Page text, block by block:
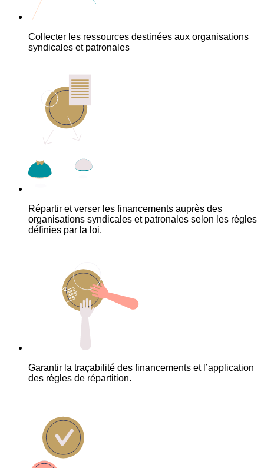
Collecter les ressources destinées aux organisations
syndicales et patronales
Répartir et verser les financements auprès des
organisations syndicales et patronales selon les règles
définies par la loi.
Garantir la traçabilité des financements et l’application
des règles de répartition.